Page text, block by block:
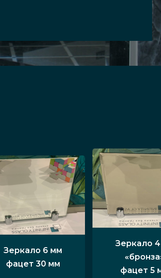
Зеркало 6 мм
фацет 30 мм
Зеркало
фацет 5